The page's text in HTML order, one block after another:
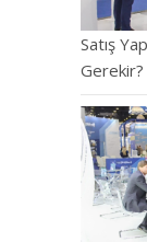
Satış
Gerekir?